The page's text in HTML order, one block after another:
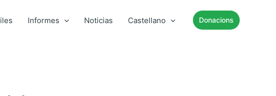
Informes Noticias Castellano Donacions